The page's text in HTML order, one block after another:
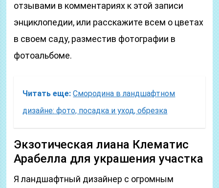
отзывами в комментариях к этой записи
энциклопедии, или расскажите всем о цветах
в своем саду, разместив фотографии в
фотоальбоме.
Читать еще: Смородина в ландшафтном
дизайне: фото, посадка и уход, обрезка
Экзотическая лиана Клематис
Арабелла для украшения участка
Я ландшафтный дизайнер с огромным